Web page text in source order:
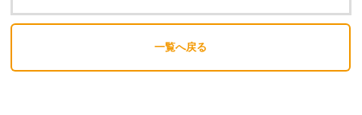
一覧へ戻る